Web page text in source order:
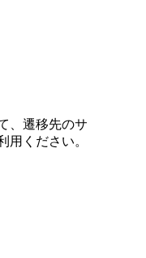
、遷移先のサ
用ください。